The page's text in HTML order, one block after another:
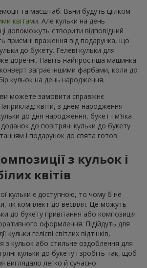
та масштаб. Вьни будуть ціілком
квітами. Але кульки на день
допоможуть створити відповідний
приємні враження від подарунка, що
до букету. Гелеві кульки для
доречні. Навіть найпростіша машинка
заграє іншими фарбами, коли до
кульок на день народження.
ви можете замовити справжнє
квіти, з днем народження
до дня народження, букет і м’яка
до повітряні кульки до букету
і подарунок до свята готов.
з кульок і
квітів
кульки є доступною, то чому б не
як комплект до весілля. Це можуть
до букету привітання або композиція
оформлення. Підійдуть для
кульки гелієві світлих відтінків,
з кульок або стильне оздоблення для
кульки до букету і зробіть так, щоб
виглядало легко й сучасно.